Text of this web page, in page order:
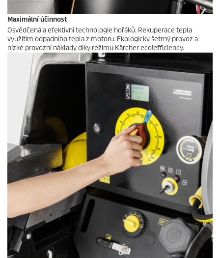
Maximální účinnost
Osvědčená a efektivní technologie hořáků. Rekuperace tepla
využitím odpadního tepla z motoru. Ekologicky šetrný provoz a
nízké provozní náklady díky režimu Kärchereco!efficiency.